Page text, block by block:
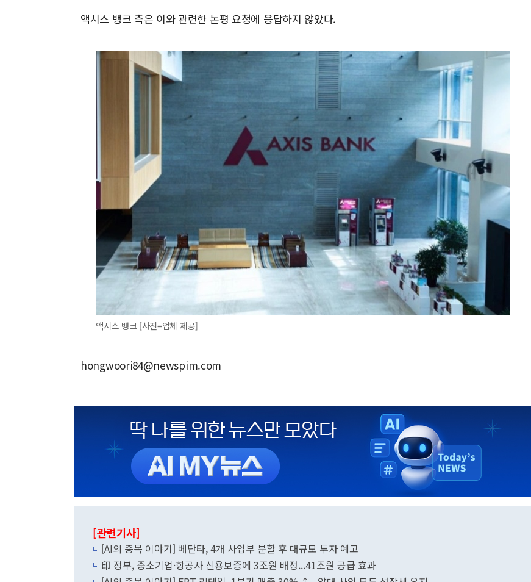
액시스 뱅크 측은 이와 관련한 논평 요청에 응답하지 않았다.
액시스 뱅크 [사진=업체 제공]
hongwoori84@newspim.com
[관련기사]
[AI의 종목 이야기] 베단타, 4개 사업부 분할 후 대규모 투자 예고
印 정부, 중소기업·항공사 신용보증에 3조원 배정...41조원 공급 효과